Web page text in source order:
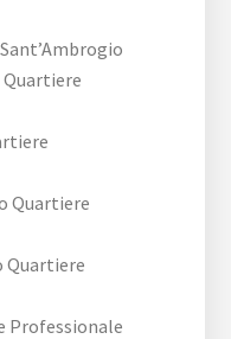
Quartiere
Quartiere
Professionale